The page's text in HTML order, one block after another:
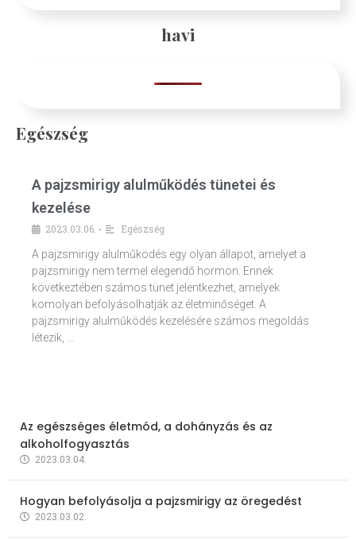
havi
Egészség
A pajzsmirigy alulműködés tünetei és
kezelése
2023.03.06. •
Egészség
A pajzsmirigy alulműködés egy olyan állapot, amelyet a
pajzsmirigy nem termel elegendő hormon. Ennek
következtében számos tünet jelentkezhet, amelyek
komolyan befolyásolhatják az életminőséget. A
pajzsmirigy alulműködés kezelésére számos megoldás
létezik, …
Az egészséges életmód, a dohányzás és az
alkoholfogyasztás
2023.03.04.
Hogyan befolyásolja a pajzsmirigy az öregedést
2023.03.02.